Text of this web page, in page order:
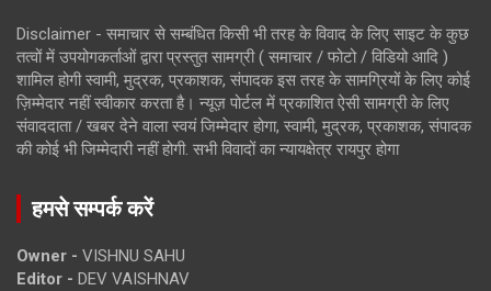
Disclaimer - समाचार से सम्बंधित किसी भी तरह के विवाद के लिए साइट के कुछ
तत्वों में उपयोगकर्ताओं द्वारा प्रस्तुत सामग्री ( समाचार / फोटो / विडियो आदि )
शामिल होगी स्वामी, मुद्रक, प्रकाशक, संपादक इस तरह के सामग्रियों के लिए कोई
ज़िम्मेदार नहीं स्वीकार करता है। न्यूज़ पोर्टल में प्रकाशित ऐसी सामग्री के लिए
संवाददाता / खबर देने वाला स्वयं जिम्मेदार होगा, स्वामी, मुद्रक, प्रकाशक, संपादक
की कोई भी जिम्मेदारी नहीं होगी. सभी विवादों का न्यायक्षेत्र रायपुर होगा
हमसे सम्पर्क करें
Owner - VISHNU SAHU
Editor - DEV VAISHNAV